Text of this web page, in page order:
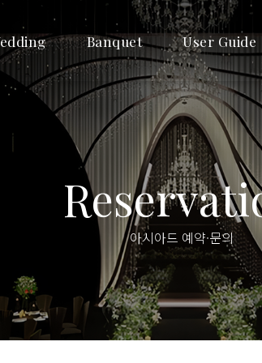
Banquet User Guide
아시아드 예약·문의